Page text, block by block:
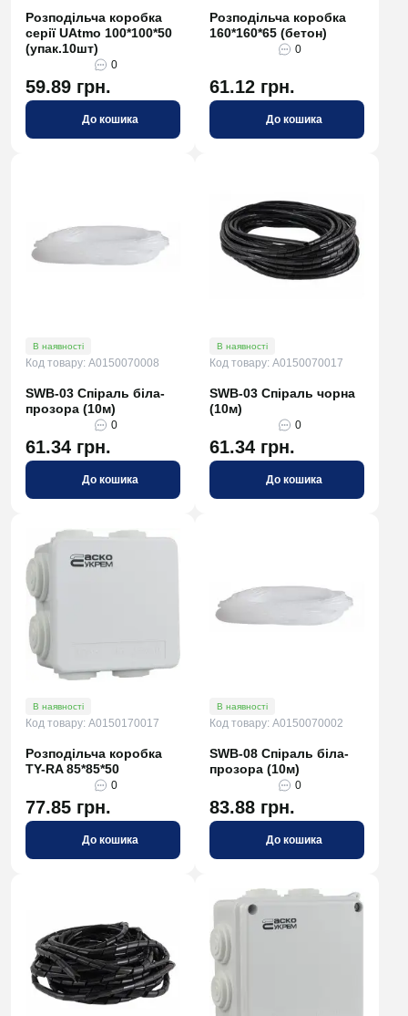
Розподільча коробка
серії UAtmo 100*100*50
(упак.10шт)
0
59.89 грн.
До кошика
Розподільча коробка
160*160*65 (бетон)
0
61.12 грн.
До кошика
В наявності
Код товару: A0150070008
SWB-03 Спіраль біла-
прозора (10м)
0
61.34 грн.
До кошика
В наявності
Код товару: A0150070017
SWB-03 Спіраль чорна
(10м)
0
61.34 грн.
До кошика
В наявності
Код товару: A0150170017
Розподільча коробка
TY-RA 85*85*50
0
77.85 грн.
До кошика
В наявності
Код товару: A0150070002
SWB-08 Спіраль біла-
прозора (10м)
0
83.88 грн.
До кошика